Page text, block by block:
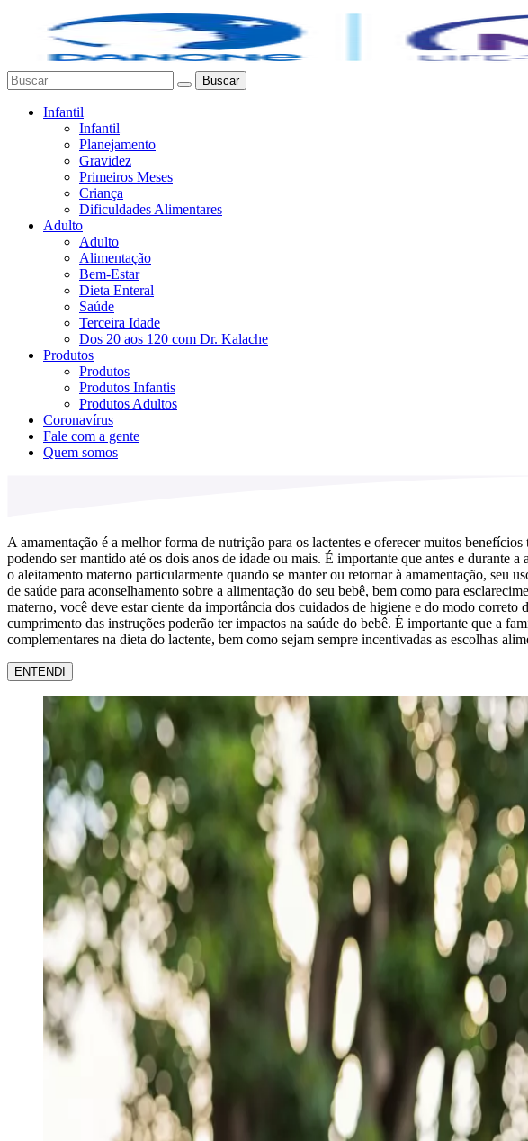
Buscar
Infantil
Infantil
Planejamento
Gravidez
Primeiros Meses
Criança
Dificuldades Alimentares
Adulto
Adulto
Alimentação
Bem-Estar
Dieta Enteral
Saúde
Terceira Idade
Dos 20 aos 120 com Dr. Kalache
Produtos
Produtos
Produtos Infantis
Produtos Adultos
Coronavírus
Fale com a gente
Quem somos
A amamentação é a melhor forma de nutrição para os lactentes e oferecer muitos
podendo ser mantido até os dois anos de idade ou mais. É importante que antes e durante
o aleitamento materno particularmente quando se manter ou retornar à amamentação, seu
de saúde para aconselhamento sobre a alimentação do seu bebê, bem como para
materno, você deve estar ciente da importância dos cuidados de higiene e do modo
cumprimento das instruções poderão ter impactos na saúde do bebê. É importante que a
complementares na dieta do lactente, bem como sejam sempre incentivadas as escolhas
ENTENDI